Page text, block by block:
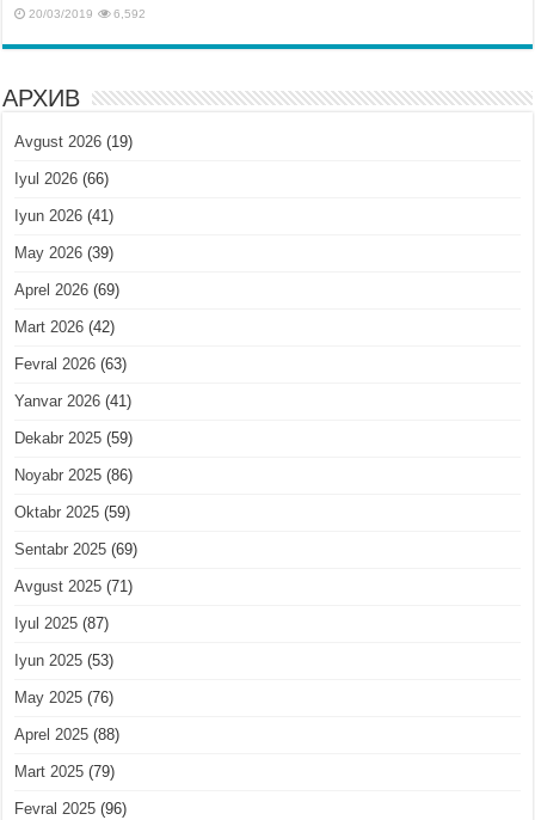
20/03/2019 6,592
АРХИВ
Avgust 2026 (19)
Iyul 2026 (66)
Iyun 2026 (41)
May 2026 (39)
Aprel 2026 (69)
Mart 2026 (42)
Fevral 2026 (63)
Yanvar 2026 (41)
Dekabr 2025 (59)
Noyabr 2025 (86)
Oktabr 2025 (59)
Sentabr 2025 (69)
Avgust 2025 (71)
Iyul 2025 (87)
Iyun 2025 (53)
May 2025 (76)
Aprel 2025 (88)
Mart 2025 (79)
Fevral 2025 (96)